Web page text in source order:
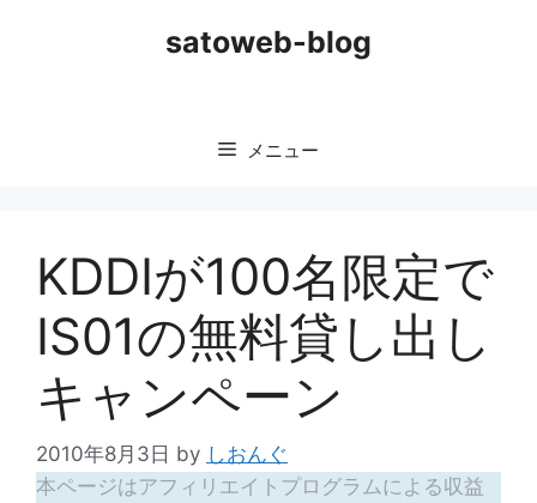
satoweb-blog
メニュー
KDDIが100名限定で
IS01の無料貸し出し
キャンペーン
2010年8月3日 by しおんぐ
本ページはアフィリエイトプログラムによる収益